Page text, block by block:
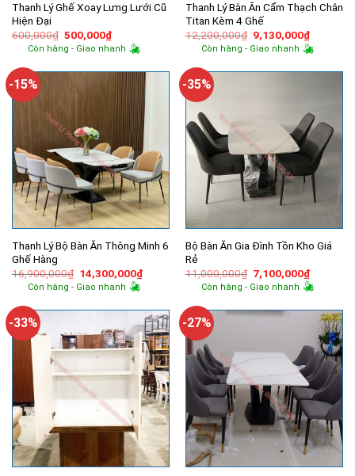
Thanh Lý Ghế Xoay Lưng Lưới Cũ
Hiện Đại
600,000₫ Giá
gốc
là:
500,000₫Giá
hiện
tại
500,000₫.
Còn hàng - Giao nhanh
Thanh Lý Bàn Ăn Cẩm Thạch Chân
Titan Kèm 4 Ghế
12,200,000₫ Giá
gốc
là:
9,130,000₫Giá
hiện
tại
Còn hàng - Giao nhanh
-15%
Thanh Lý Bộ Bàn Ăn Thông Minh 6
Ghế Hàng
16,900,000₫ Giá
gốc
là:
14,300,000₫Giá
hiện
14,300,000₫.
Còn hàng - Giao nhanh
-35%
Bộ Bàn Ăn Gia Đình Tồn Kho Giá
Rẻ
11,000,000₫ Giá
gốc
là:
7,100,000₫Giá
hiện
tại
Còn hàng - Giao nhanh
-33% -27%